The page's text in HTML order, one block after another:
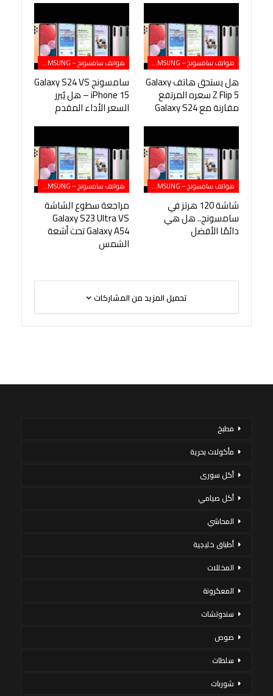
هواتف سامسونج – SAMSUNG
هل يستحق هاتف Galaxy
Z Flip 5 سعره المرتفع
مقارنة مع Galaxy S24
هواتف سامسونج – SAMSUNG
سامسونج Galaxy S24 VS
iPhone 15 – هل يُبرر
السعر الأداء المقدم
هواتف سامسونج – SAMSUNG
شاشة 120 هرتز في
سامسونج.. هل هي
دائمًا الأفضل
هواتف سامسونج – SAMSUNG
مراجعة سطوع الشاشة
Galaxy S23 Ultra VS
Galaxy A54 تحت أشعة
الشمس
تحميل المزيد من المشاركات
مطبخ
مأكولات بحرية
أكل سورى
أكل صيامي
المحاشي
أطباق خليجية
المخللات
المعكرونة
سندوتشات
صوص
سلطات
شوربات